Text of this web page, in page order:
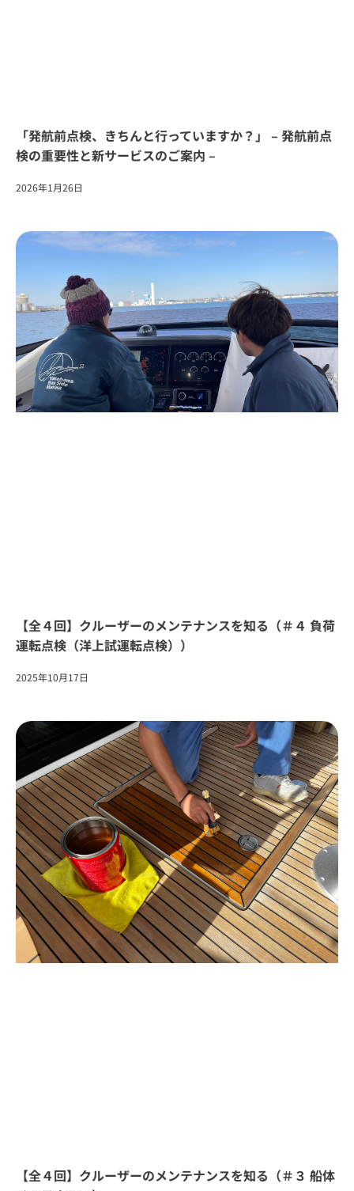
「発航前点検、きちんと行っていますか？」 – 発航前点
検の重要性と新サービスのご案内 –
2026年1月26日
【全４回】クルーザーのメンテナンスを知る（＃４ 負荷
運転点検（洋上試運転点検））
2025年10月17日
【全４回】クルーザーのメンテナンスを知る（＃３ 船体